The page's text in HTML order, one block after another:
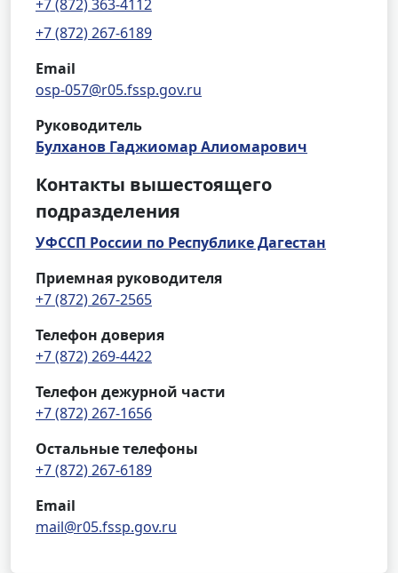
+7 (872) 363-4112
+7 (872) 267-6189
Email
osp-057@r05.fssp.gov.ru
Руководитель
Булханов Гаджиомар Алиомарович
Контакты вышестоящего
подразделения
УФССП России по Республике Дагестан
Приемная руководителя
+7 (872) 267-2565
Телефон доверия
+7 (872) 269-4422
Телефон дежурной части
+7 (872) 267-1656
Остальные телефоны
+7 (872) 267-6189
Email
mail@r05.fssp.gov.ru